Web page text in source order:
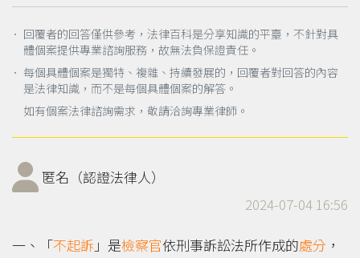
． 回覆者的回答僅供參考，法律百科是分享知識的平臺，不針對具
體個案提供專業諮詢服務，故無法負保證責任。
． 每個具體個案是獨特、複雜、持續發展的，回覆者對回答的內容
是法律知識，而不是每個具體個案的解答。
如有個案法律諮詢需求，敬請洽詢專業律師。
匿名（認證法律人）
2024-07-04 16:56
一、「不起訴 」是檢察官依刑事訴訟法所作成的處分 ，